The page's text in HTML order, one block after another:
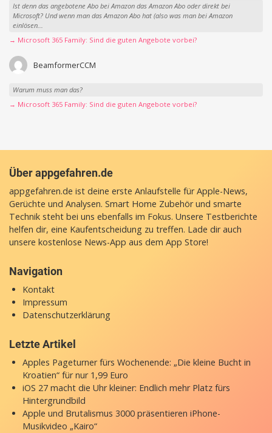
Ist denn das angebotene Abo bei Amazon das Amazon Abo oder direkt bei
Microsoft? Und wenn man das Amazon Abo hat (also was man bei Amazon
einlösen...
→ Microsoft 365 Family: Sind die guten Angebote vorbei?
BeamformerCCM
Warum muss man das?
→ Microsoft 365 Family: Sind die guten Angebote vorbei?
Über appgefahren.de
appgefahren.de ist deine erste Anlaufstelle für Apple-News,
Gerüchte und Analysen. Smart Home Zubehör und smarte
Technik steht bei uns ebenfalls im Fokus. Unsere Testberichte
helfen dir, eine Kaufentscheidung zu treffen. Lade dir auch
unsere kostenlose News-App aus dem App Store!
Navigation
Kontakt
Impressum
Datenschutzerklärung
Letzte Artikel
Apples Pageturner fürs Wochenende: „Die kleine Bucht in
Kroatien“ für nur 1,99 Euro
iOS 27 macht die Uhr kleiner: Endlich mehr Platz fürs
Hintergrundbild
Apple und Brutalismus 3000 präsentieren iPhone-
Musikvideo „Kairo“